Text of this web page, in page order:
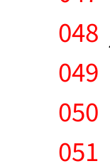
048
049
050
051